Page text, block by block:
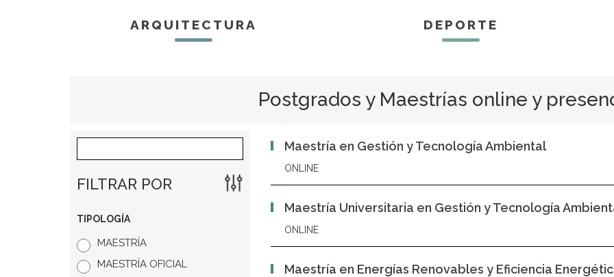
ARQUITECTURA DEPORTE
Postgrados y Maestrías online y
FILTRAR POR
TIPOLOGÍA
MAESTRÍA
MAESTRÍA OFICIAL
Maestría en Gestión y Tecnología Ambiental
ONLINE
Maestría Universitaria en Gestión y Tecnología
ONLINE
Maestría en Energías Renovables y Eficiencia